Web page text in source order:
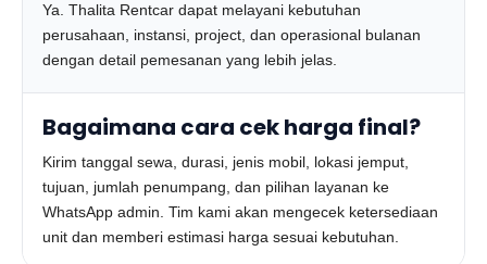
Ya. Thalita Rentcar dapat melayani kebutuhan
perusahaan, instansi, project, dan operasional bulanan
dengan detail pemesanan yang lebih jelas.
Bagaimana cara cek harga final?
Kirim tanggal sewa, durasi, jenis mobil, lokasi jemput,
tujuan, jumlah penumpang, dan pilihan layanan ke
WhatsApp admin. Tim kami akan mengecek ketersediaan
unit dan memberi estimasi harga sesuai kebutuhan.